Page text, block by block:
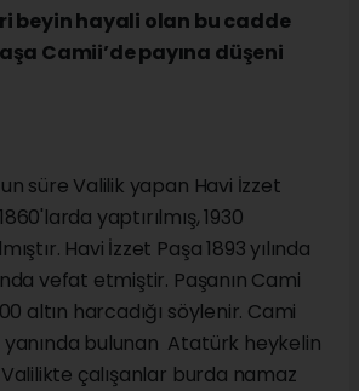
beyin hayali olan bu cadde
Camii’de payına düşeni
süre Valilik yapan Havi İzzet
yaptırılmış, 1930
Havi İzzet Paşa 1893 yılında
vefat etmiştir. Paşanın Cami
altın harcadığı söylenir. Cami
yanında bulunan Atatürk heykelin
çalışanlar burda namaz